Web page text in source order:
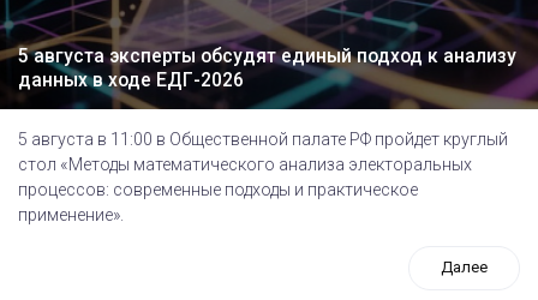
5 августа эксперты обсудят единый подход к анализу
данных в ходе ЕДГ-2026
5 августа в 11:00 в Общественной палате РФ пройдет круглый
стол «Методы математического анализа электоральных
процессов: современные подходы и практическое
применение».
Далее